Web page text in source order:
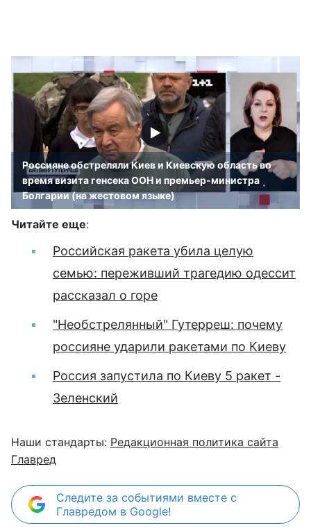
Россияне обстреляли Киев и Киевскую область во
время визита генсека ООН и премьер-министра
Болгарии (на жестовом языке)
Читайте еще:
Российская ракета убила целую
семью: переживший трагедию одессит
рассказал о горе
"Необстрелянный" Гутерреш: почему
россияне ударили ракетами по Киеву
Россия запустила по Киеву 5 ракет -
Зеленский
Наши стандарты: Редакционная политика сайта
Главред
Следите за событиями вместе с
Главредом в Google!